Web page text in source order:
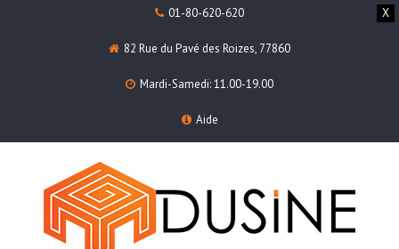
X
01-80-620-620
82 Rue du Pavé des Roizes, 77860
Mardi-Samedi: 11.00-19.00
Aide